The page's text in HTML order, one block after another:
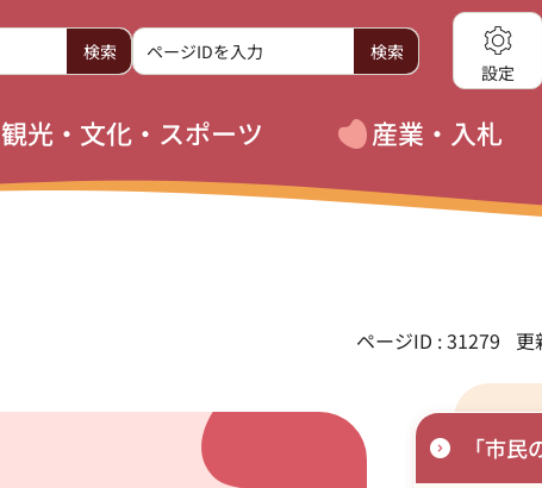
設定
観光・文化・スポーツ 産業・入札
ページID : 31279
更
「市